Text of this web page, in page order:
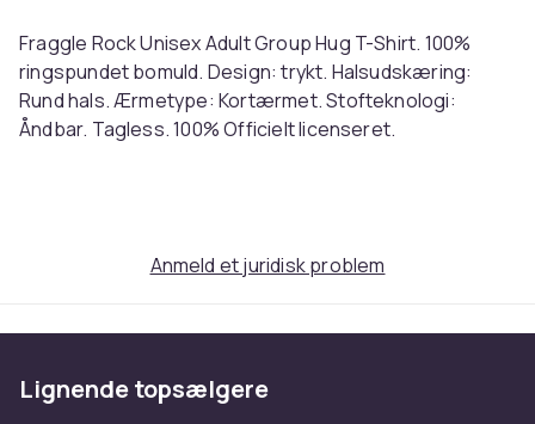
Fraggle Rock Unisex Adult Group Hug T-Shirt. 100%
ringspundet bomuld. Design: trykt. Halsudskæring:
Rund hals. Ærmetype: Kortærmet. Stofteknologi:
Åndbar. Tagless. 100% Officielt licenseret.
Short-Sleeved. Fabric Technology: Breathable.
48 in. XXL: 44 in. 3XL: 56 in. 4XL: 60 in. 5XL: 64 in. Ref:
Farve
Anmeld et juridisk problem
Lignende topsælgere